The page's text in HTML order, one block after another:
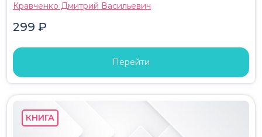
Кравченко Дмитрий Васильевич
299 ₽
Перейти
КНИГА